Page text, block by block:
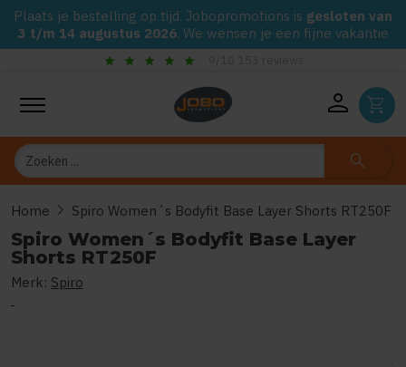
Plaats je bestelling op tijd. Jobopromotions is gesloten van
3 t/m 14 augustus 2026. We wensen je een fijne vakantie
star star star star star
person shopping_cart
Zoeken search
Home chevron_right Spiro Women´s Bodyfit Base Layer Shorts RT250F
Spiro Women´s Bodyfit Base Layer
Shorts RT250F
Merk: Spiro